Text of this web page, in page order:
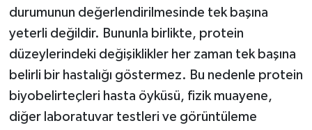
durumunun değerlendirilmesinde tek başına
yeterli değildir. Bununla birlikte, protein
düzeylerindeki değişiklikler her zaman tek başına
belirli bir hastalığı göstermez. Bu nedenle protein
biyobelirteçleri hasta öyküsü, fizik muayene,
diğer laboratuvar testleri ve görüntüleme